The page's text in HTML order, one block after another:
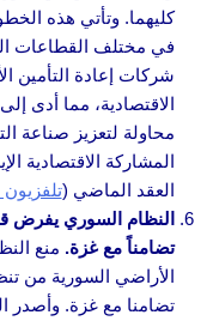
كليهما. وتأتي هذه
في مختلف القطاعات
شركات إعادة التأمين
الاقتصادية، مما أدى
محاولة لتعزيز صناعة
المشاركة الاقتصادية
العقد الماضي (
النظام السوري يفرض
تضامناً مع غزة. منع
الأراضي السورية من
تضامنا مع غزة. وأصدر